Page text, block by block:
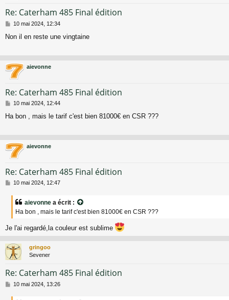
Re: Caterham 485 Final édition
M
s
e
10 mai 2024, 12:34
Non il en reste une vingtaine
aievonne
Re: Caterham 485 Final édition
M
s
e
10 mai 2024, 12:44
Ha bon , mais le tarif c'est bien 81000€ en CSR ???
aievonne
Re: Caterham 485 Final édition
M
e
10 mai 2024, 12:47
aievonne a écrit :
Ha bon , mais le tarif c'est bien 81000€ en CSR ???
Je l'ai regardé,la couleur est sublime
gringoo
Sevener
Re: Caterham 485 Final édition
M10 mai 2024, 13:26